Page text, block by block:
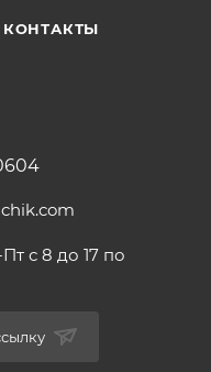
КОНТАКТЫ
с 8 до 17 по